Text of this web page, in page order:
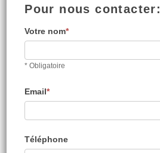
Pour nous contacter:
Votre nom*
* Obligatoire
Email*
Téléphone